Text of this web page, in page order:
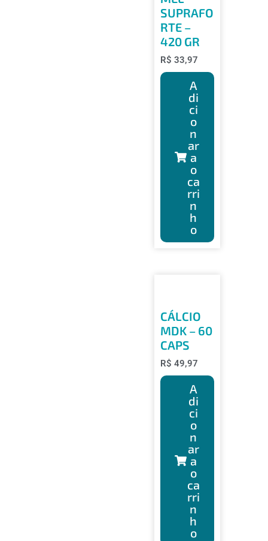
SUPRAFO
RTE –
420 GR
R$ 33,97
A
di
ci
o
n
ar
a
o
ca
rri
n
h
o
CÁLCIO
MDK – 60
CAPS
R$ 49,97
A
di
ci
o
n
ar
a
o
ca
rri
n
h
o